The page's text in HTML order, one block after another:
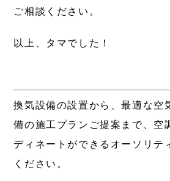
ご相談ください。
以上、タマでした！
換気設備の設置から、最適な空
備の施工プランご提案まで、空
ディネートができるオーソリテ
ください。